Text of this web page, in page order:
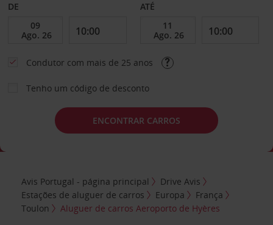
DE ATÉ
Condutor com mais de 25 anos
Tenho um código de desconto
ENCONTRAR CARROS
Avis Portugal - página principal
Drive Avis
Estações de aluguer de carros
Europa
França
Toulon
Aluguer de carros Aeroporto de Hyères